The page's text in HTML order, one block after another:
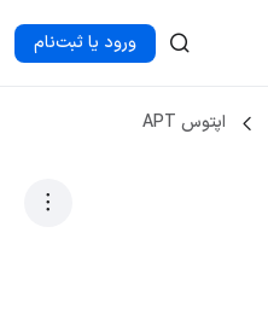
ورود یا ثبت‌نام
اپتوس APT